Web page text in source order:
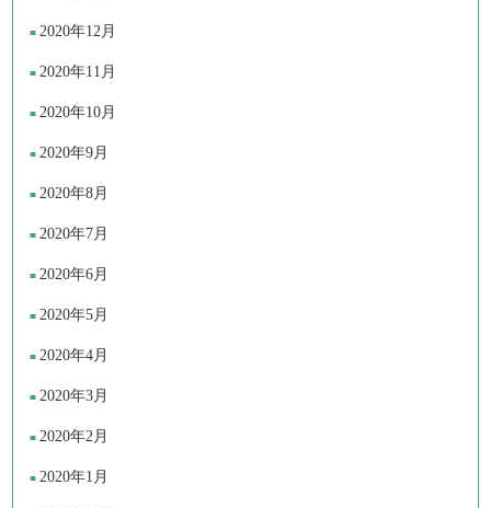
2020年12月
2020年11月
2020年10月
2020年9月
2020年8月
2020年7月
2020年6月
2020年5月
2020年4月
2020年3月
2020年2月
2020年1月